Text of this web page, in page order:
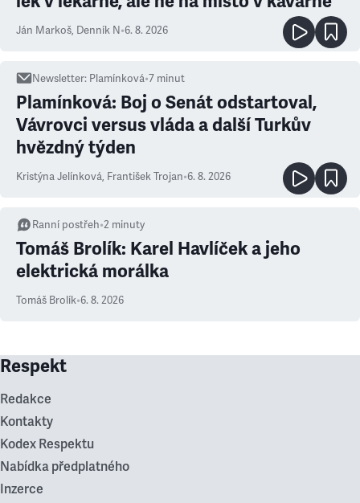
Ján Markoš, Denník N•6. 8. 2026
Newsletter: Plamínková•7 minut
Plamínková: Boj o Senát odstartoval,
Vávrovci versus vláda a další Turkův
hvězdný týden
Kristýna Jelínková, František Trojan•6. 8. 2026
Ranní postřeh•2 minuty
Tomáš Brolík: Karel Havlíček a jeho
elektrická morálka
Tomáš Brolík•6. 8. 2026
Respekt
Redakce
Kontakty
Kodex Respektu
Nabídka předplatného
Inzerce